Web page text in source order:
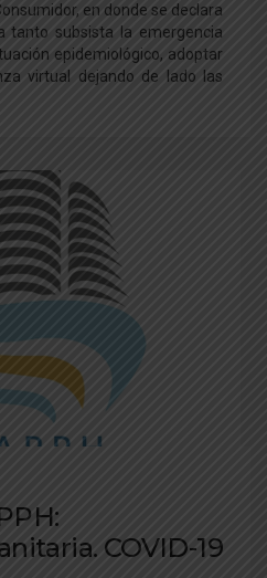
en donde se declara
tanto subsista la emergencia
epidemiológico, adoptar
virtual dejando de lado las
COVID-19